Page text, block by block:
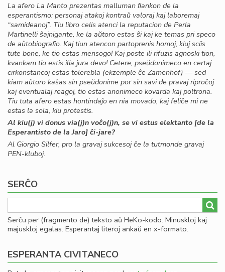
La afero La Manto prezentas malluman ﬂankon de la
esperantismo: personaj atakoj kontraŭ valoraj kaj laboremaj
“samideanoj”. Tiu libro celis atenci la reputacion de Perla
Martinelli ŝajnigante, ke la aŭtoro estas ŝi kaj ke temas pri speco
de aŭtobiograﬁo. Kaj tiun atencon partoprenis homoj, kiuj sciis
tute bone, ke tio estas mensogo! Kaj poste ili rifuzis agnoski tion,
kvankam tio estis ilia jura devo! Cetere, pseŭdonimeco en certaj
cirkonstancoj estas tolerebla (ekzemple ĉe Zamenhof) — sed
kiam aŭtoro kaŝas sin pseŭdonime por sin savi de pravaj riproĉoj
kaj eventualaj reagoj, tio estas anonimeco kovarda kaj poltrona.
Tiu tuta afero estas hontindaĵo en nia movado, kaj feliĉe mi ne
estas la sola, kiu protestis.
Al kiu(j) vi donus via(j)n voĉo(j)n, se vi estus elektanto [de la
Esperantisto de la Jaro] ĉi-jare?
Al Giorgio Silfer, pro la gravaj sukcesoj ĉe la tutmonde gravaj
PEN-kluboj.
SERĈO
Serĉu per (fragmento de) teksto aŭ HeKo-kodo. Minuskloj kaj
majuskloj egalas. Esperantaj literoj ankaŭ en x-formato.
ESPERANTA CIVITANECO